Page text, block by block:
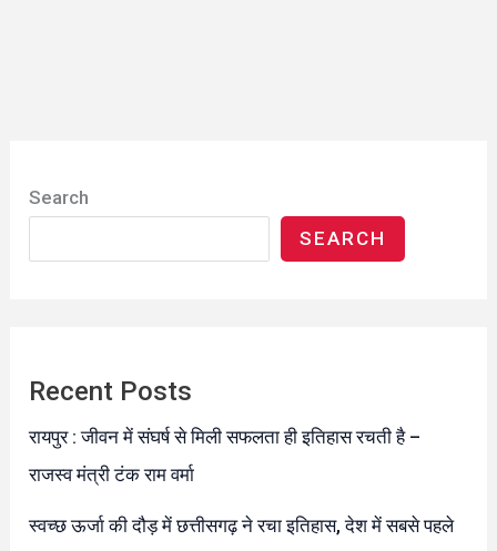
Search
SEARCH
Recent Posts
रायपुर : जीवन में संघर्ष से मिली सफलता ही इतिहास रचती है –
राजस्व मंत्री टंक राम वर्मा
स्वच्छ ऊर्जा की दौड़ में छत्तीसगढ़ ने रचा इतिहास, देश में सबसे पहले